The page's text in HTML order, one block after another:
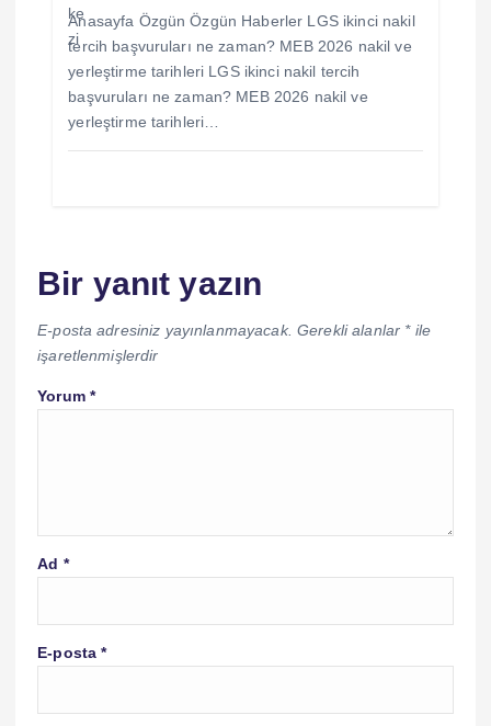
Anasayfa Özgün Özgün Haberler LGS ikinci nakil
tercih başvuruları ne zaman? MEB 2026 nakil ve
yerleştirme tarihleri LGS ikinci nakil tercih
başvuruları ne zaman? MEB 2026 nakil ve
yerleştirme tarihleri…
Bir yanıt yazın
E-posta adresiniz yayınlanmayacak. Gerekli alanlar *ile
işaretlenmişlerdir
Yorum *
Ad *
E-posta*